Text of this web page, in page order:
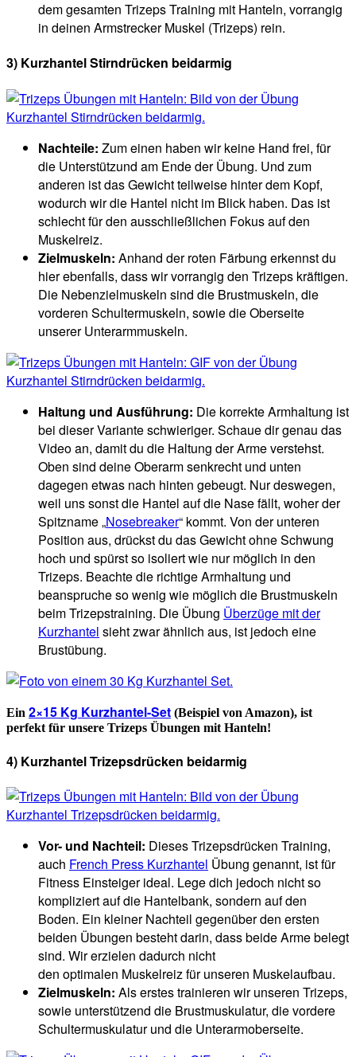
dem gesamten Trizeps Training mit Hanteln, vorrangig
in deinen Armstrecker Muskel (Trizeps) rein.
3) Kurzhantel Stirndrücken beidarmig
Nachteile: Zum einen haben wir keine Hand frei, für
die Unterstützund am Ende der Übung. Und zum
anderen ist das Gewicht teilweise hinter dem Kopf,
wodurch wir die Hantel nicht im Blick haben. Das ist
schlecht für den ausschließlichen Fokus auf den
Muskelreiz.
Zielmuskeln: Anhand der roten Färbung erkennst du
hier ebenfalls, dass wir vorrangig den Trizeps kräftigen.
Die Nebenzielmuskeln sind die Brustmuskeln, die
vorderen Schultermuskeln, sowie die Oberseite
unserer Unterarmmuskeln.
Haltung und Ausführung: Die korrekte Armhaltung ist
bei dieser Variante schwieriger. Schaue dir genau das
Video an, damit du die Haltung der Arme verstehst.
Oben sind deine Oberarm senkrecht und unten
dagegen etwas nach hinten gebeugt. Nur deswegen,
weil uns sonst die Hantel auf die Nase fällt, woher der
Spitzname „Nosebreaker“ kommt. Von der unteren
Position aus, drückst du das Gewicht ohne Schwung
hoch und spürst so isoliert wie nur möglich in den
Trizeps. Beachte die richtige Armhaltung und
beanspruche so wenig wie möglich die Brustmuskeln
beim Trizepstraining. Die Übung Überzüge mit der
Kurzhantel sieht zwar ähnlich aus, ist jedoch eine
Brustübung.
Ein 2×15 Kg Kurzhantel-Set (Beispiel von Amazon), ist
perfekt für unsere Trizeps Übungen mit Hanteln!
4) Kurzhantel Trizepsdrücken beidarmig
Vor- und Nachteil: Dieses Trizepsdrücken Training,
auch French Press Kurzhantel Übung genannt, ist für
Fitness Einsteiger ideal. Lege dich jedoch nicht so
kompliziert auf die Hantelbank, sondern auf den
Boden. Ein kleiner Nachteil gegenüber den ersten
beiden Übungen besteht darin, dass beide Arme belegt
sind. Wir erzielen dadurch nicht
den optimalen Muskelreiz für unseren Muskelaufbau.
Zielmuskeln: Als erstes trainieren wir unseren Trizeps,
sowie unterstützend die Brustmuskulatur, die vordere
Schultermuskulatur und die Unterarmoberseite.